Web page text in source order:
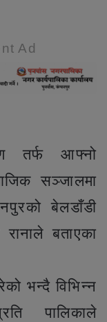
Ad
तर्फ आफ्नो
सञ्जालमा
बेलडाँडी
रानाले बताएका
भन्दै विभिन्न
पालिकाले